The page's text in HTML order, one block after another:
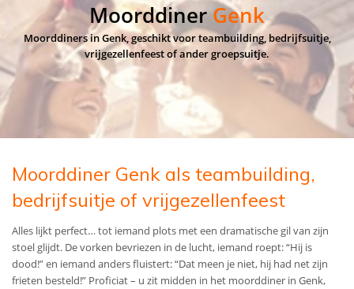
MoorddinerGenk
Moorddiners in Genk, geschikt voor teambuilding, bedrijfsuitje,
vrijgezellenfeest of ander groepsuitje.
Moorddiner Genk als teambuilding,
bedrijfsuitje of vrijgezellenfeest
Alles lijkt perfect… tot iemand plots met een dramatische gil van zijn
stoel glijdt. De vorken bevriezen in de lucht, iemand roept: “Hij is
dood!” en iemand anders fluistert: “Dat meen je niet, hij had net zijn
frieten besteld!” Proficiat – u zit midden in het moorddiner in Genk,